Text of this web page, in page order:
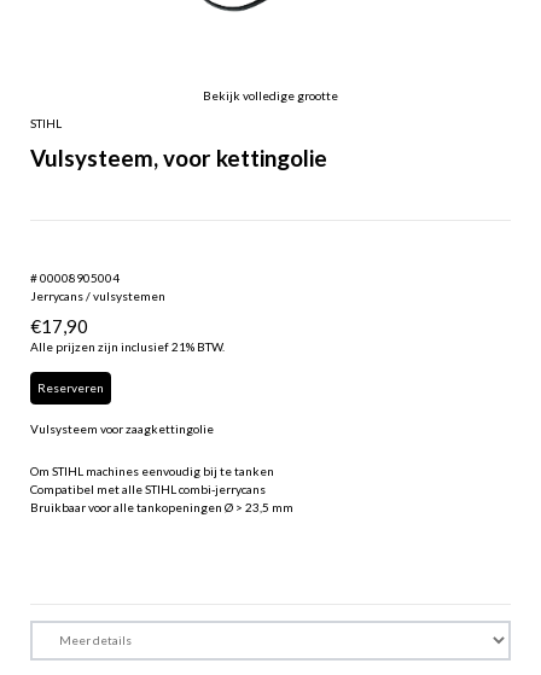
Bekijk volledige grootte
STIHL
Vulsysteem, voor kettingolie
# 00008905004
Jerrycans / vulsystemen
€17,90
Alle prijzen zijn inclusief 21% BTW.
Reserveren
Vulsysteem voor zaagkettingolie
Om STIHL machines eenvoudig bij te tanken
Compatibel met alle STIHL combi-jerrycans
Bruikbaar voor alle tankopeningen Ø > 23,5 mm